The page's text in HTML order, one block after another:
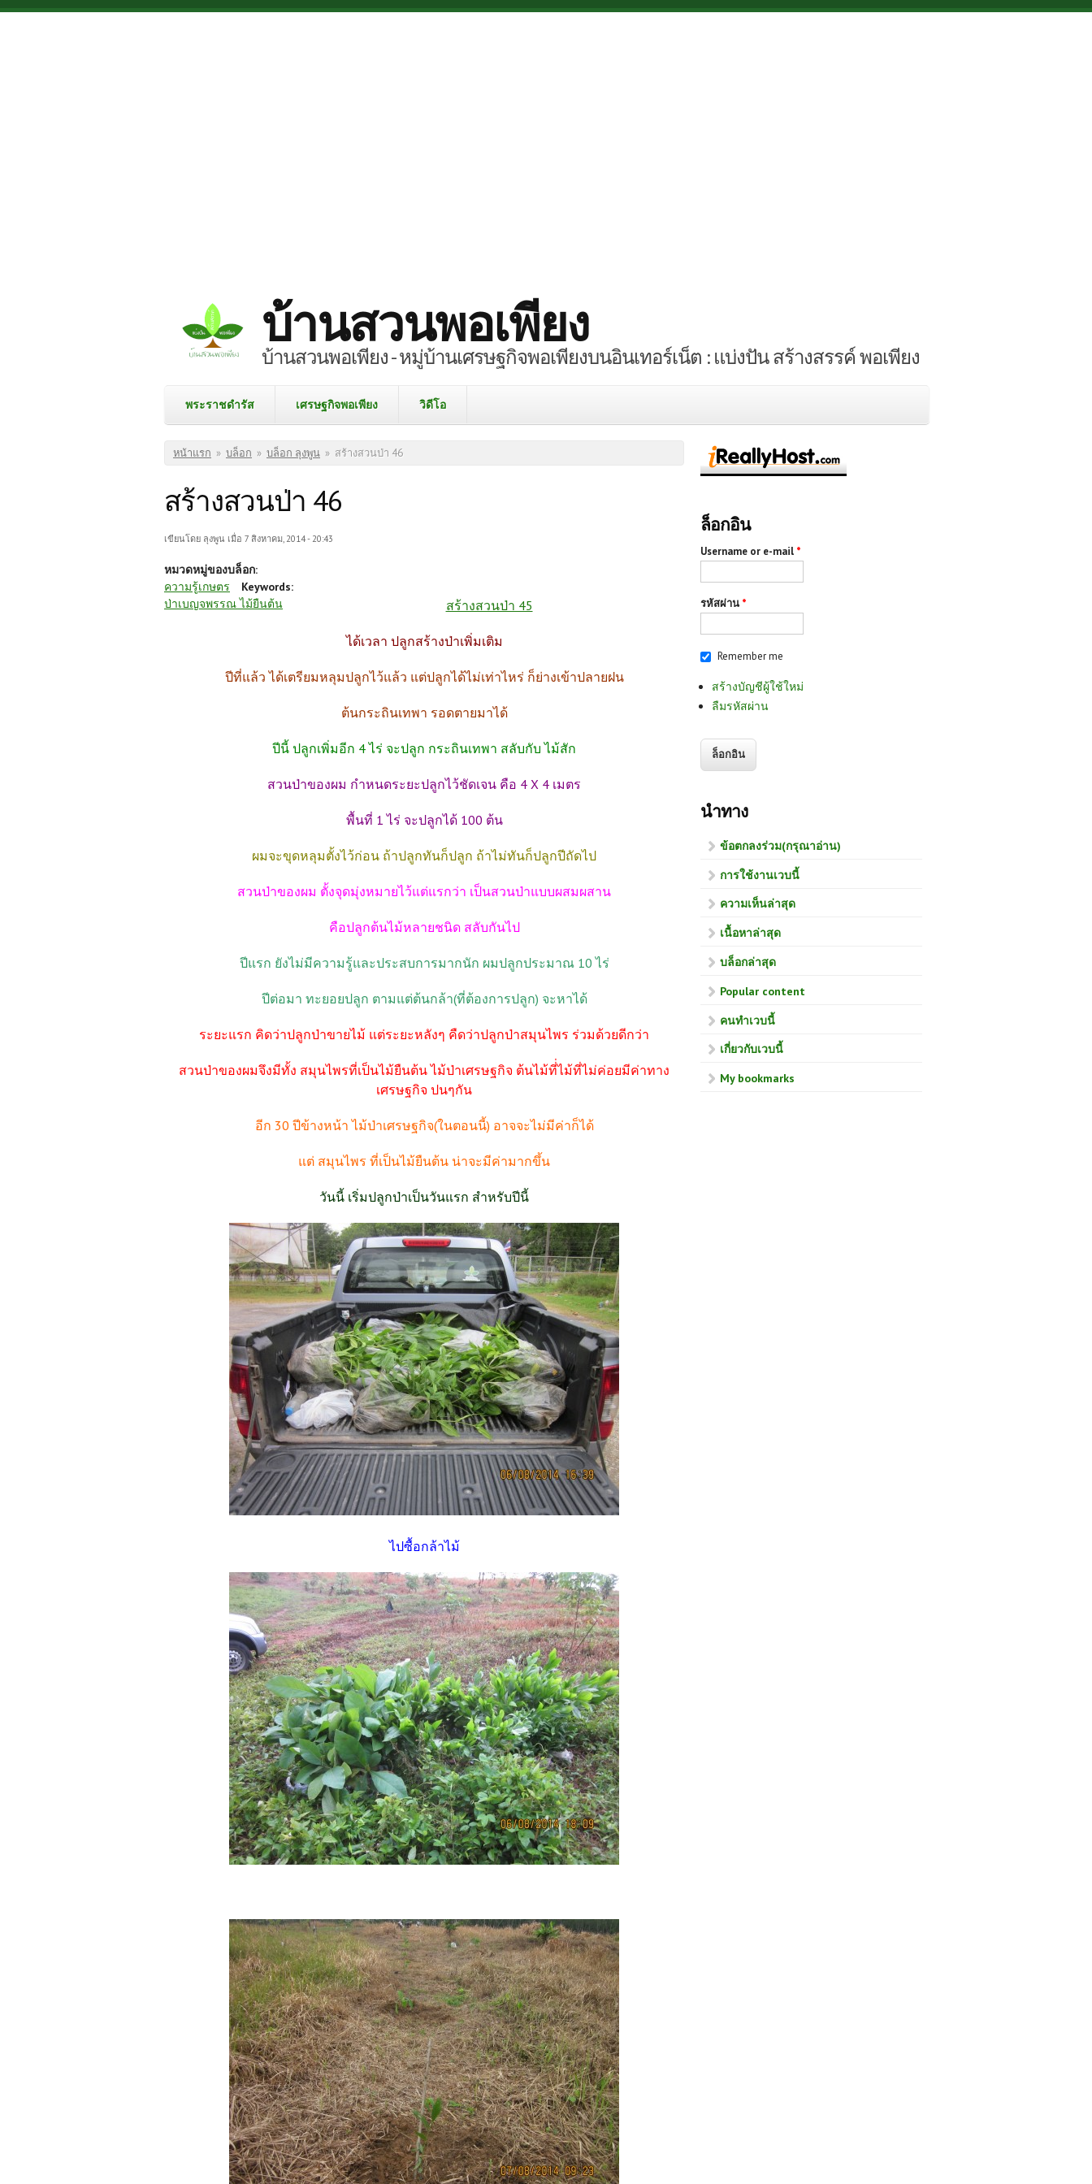
Skip to main content
บ้านสวนพอเพียง
บ้านสวนพอเพียง - หมู่บ้านเศรษฐกิจพอเพียงบนอินเทอร์เน็ต : แบ่งปัน สร้างสรรค์ พอเพียง
พระราชดำรัส เศรษฐกิจพอเพียง วิดีโอ
คุณอยู่ที่นี่
หน้าแรก » บล็อก » บล็อก ลุงพูน » สร้างสวนป่า 46
สร้างสวนป่า 46
เขียนโดย ลุงพูน เมื่อ 7 สิงหาคม, 2014 - 20:43
หมวดหมู่ของบล็อก:
ความรู้เกษตร
Keywords:
ป่าเบญจพรรณ ไม้ยืนต้น
สร้างสวนป่า 45
ได้เวลา ปลูกสร้างป่าเพิ่มเติม
ปีที่แล้ว ได้เตรียมหลุมปลูกไว้แล้ว แต่ปลูกได้ไม่เท่าไหร่ ก็ย่างเข้าปลายฝน
ต้นกระถินเทพา รอดตายมาได้
ปีนี้ ปลูกเพิ่มอีก 4 ไร่ จะปลูก กระถินเทพา สลับกับ ไม้สัก
สวนป่าของผม กำหนดระยะปลูกไว้ชัดเจน คือ 4 X 4 เมตร
พื้นที่ 1 ไร่ จะปลูกได้ 100 ต้น
ผมจะขุดหลุมตั้งไว้ก่อน ถ้าปลูกทันก็ปลูก ถ้าไม่ทันก็ปลูกปีถัดไป
สวนป่าของผม ตั้งจุดมุ่งหมายไว้แต่แรกว่า เป็นสวนป่าแบบผสมผสาน
คือปลูกต้นไม้หลายชนิด สลับกันไป
ปีแรก ยังไม่มีความรู้และประสบการมากนัก ผมปลูกประมาณ 10 ไร่
ปีต่อมา ทะยอยปลูก ตามแต่ต้นกล้า(ที่ต้องการปลูก) จะหาได้
ระยะแรก คิดว่าปลูกป่าขายไม้ แต่ระยะหลังๆ คืดว่าปลูกป่าสมุนไพร ร่วมด้วยดีกว่า
สวนป่าของผมจึงมีทั้ง สมุนไพรที่เป็นไม้ยืนต้น ไม้ป่าเศรษฐกิจ ต้นไม้ที่่ไม้ที่ไม่ค่อยมีค่าทาง
เศรษฐกิจ ปนๆกัน
อีก 30 ปีข้างหน้า ไม้ป่าเศรษฐกิจ(ในตอนนี้) อาจจะไม่มีค่าก็ได้
แต่ สมุนไพร ที่เป็นไม้ยืนต้น น่าจะมีค่ามากขึ้น
วันนี้ เริ่มปลูกป่าเป็นวันแรก สำหรับปีนี้
ไปซื้อกล้าไม้
ล็อกอิน
Username or e-mail *
รหัสผ่าน *
Remember me
สร้างบัญชีผู้ใช้ใหม่
ลืมรหัสผ่าน
นำทาง
ข้อตกลงร่วม(กรุณาอ่าน)
การใช้งานเวบนี้
ความเห็นล่าสุด
เนื้อหาล่าสุด
บล็อกล่าสุด
Popular content
คนทำเวบนี้
เกี่ยวกับเวบนี้
My bookmarks